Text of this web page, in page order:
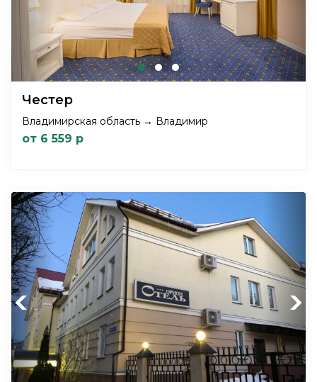
Честер
Владимирская область → Владимир
от 6 559 р
Previous Next